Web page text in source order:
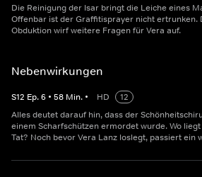
Die Reinigung der Isar bringt die Leiche eines
Offenbar ist der Graffitisprayer nicht ertrunken.
Obduktion wirf weitere Fragen für Vera auf.
Nebenwirkungen
S12 Ep.6 • 58 Min. • HD
12
Alles deutet darauf hin, dass der
einem Scharfschützen ermordet wurde. Wo
Tat? Noch bevor Vera Lanz loslegt, passiert ein